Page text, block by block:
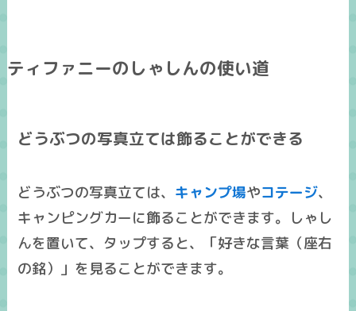
ティファニーのしゃしんの使い道
どうぶつの写真立ては飾ることができる
どうぶつの写真立ては、 キャンプ場やコテージ、
キャンピングカーに飾ることができます。しゃし
んを置いて、タップすると、「好きな言葉（座右
の銘）」を見ることができます。